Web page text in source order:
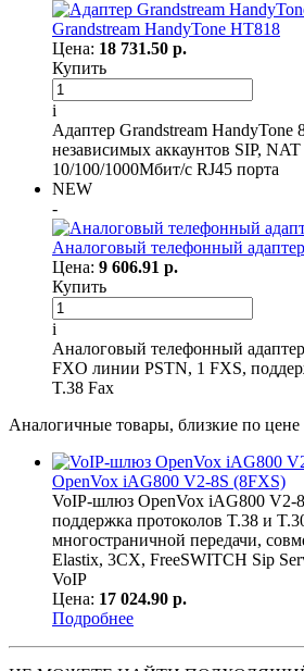
Grandstream HandyTone HT818
Цена: 18 731.50 р.
Купить
i
Адаптер Grandstream HandyTone
независимых аккаунтов SIP,
10/100/1000Мбит/с RJ45 порта
NEW
-
Аналоговый телефонный
Цена: 9 606.91 р.
Купить
i
Аналоговый телефонный
FXO линии PSTN, 1 FXS,
T.38 Fax
Аналогичные товары, близкие по цене
OpenVox iAG800 V2-8S (8FXS)
VoIP-шлюз OpenVox iAG800 V2-
поддержка протоколов T.38 и
многостраничной передачи,
Elastix, 3CX, FreeSWITCH Sip
VoIP
Цена: 17 024.90 р.
Подробнее